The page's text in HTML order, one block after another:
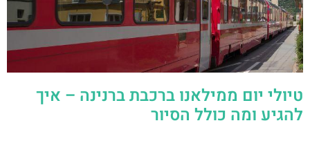
טיולי יום ממילאנו ברכבת ברנינה – איך
להגיע ומה כולל הסיור